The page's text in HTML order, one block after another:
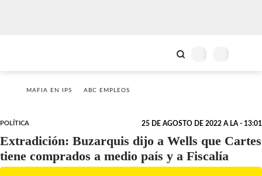
MAFIA EN IPS ABC EMPLEOS
POLÍTICA 25 DE AGOSTO DE 2022 A LA - 13:01
Extradición: Buzarquis dijo a Wells que Cartes
tiene comprados a medio país y a Fiscalía